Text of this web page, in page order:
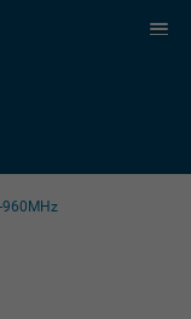
960MHz